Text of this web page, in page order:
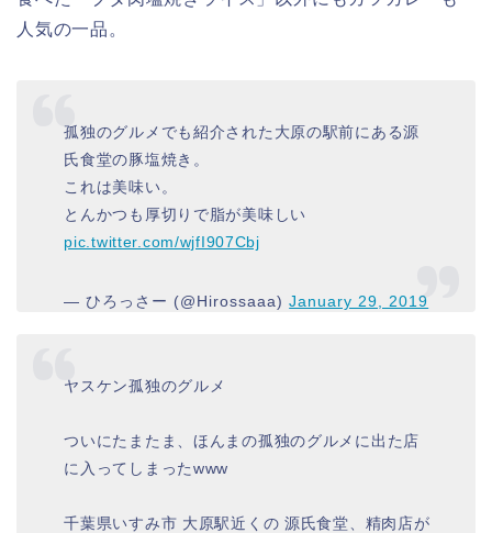
人気の一品。
孤独のグルメでも紹介された大原の駅前にある源
氏食堂の豚塩焼き。
これは美味い。
とんかつも厚切りで脂が美味しい
pic.twitter.com/wjfI907Cbj
— ひろっさー (@Hirossaaa)January 29, 2019
ヤスケン孤独のグルメ
ついにたまたま、ほんまの孤独のグルメに出た店
に入ってしまったwww
千葉県いすみ市 大原駅近くの 源氏食堂、精肉店が